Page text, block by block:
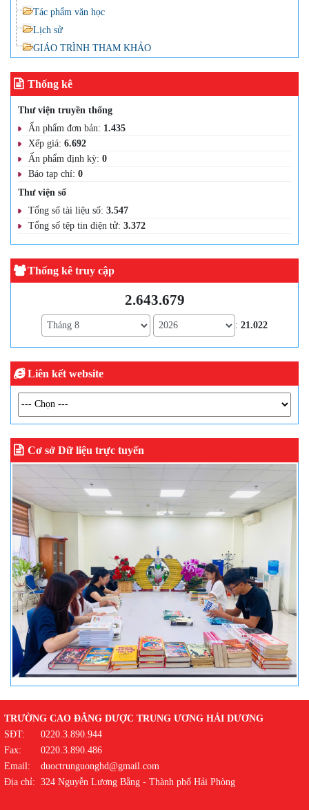
Tác phẩm văn học
Lịch sử
GIÁO TRÌNH THAM KHẢO
Thống kê
Thư viện truyền thống
Ấn phẩm đơn bản: 1.435
Xếp giá: 6.692
Ấn phẩm định kỳ: 0
Báo tạp chí: 0
Thư viện số
Tổng số tài liệu số: 3.547
Tổng số tệp tin điện tử: 3.372
Thống kê truy cập
2.643.679
:21.022
Liên kết website
Cơ sở Dữ liệu trực tuyến
TRƯỜNG CAO ĐẲNG DƯỢC TRUNG ƯƠNG HẢI DƯƠNG
SĐT:
0220.3.890.944
Fax:
0220.3.890.486
Email:
duoctrunguonghd@gmail.com
Địa chỉ: 324 Nguyễn Lương Bằng - Thành phố Hải Phòng